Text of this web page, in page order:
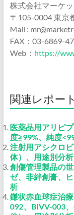
株式会社マーケ
〒105-0004 東京
Mail :
FAX：03-6869-
Web： https://
関連レポー
医薬品用アリピ
度≧99%、純度
注射用アシクロ
体）、用途別分析
創傷管理製品の
ゼ、非絆創膏、
析
鎌状赤血球症治
092、BIVV-003